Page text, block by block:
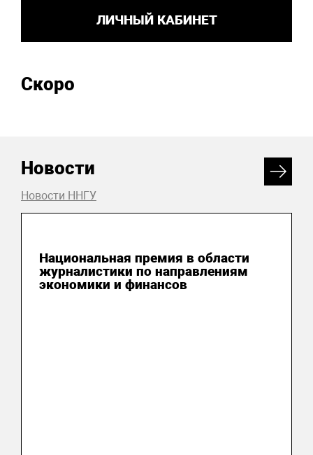
ЛИЧНЫЙ КАБИНЕТ
Скоро
Новости
Новости ННГУ
Национальная премия в области
журналистики по направлениям
экономики и финансов